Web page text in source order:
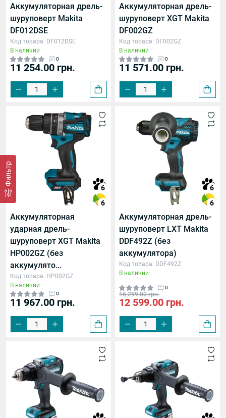
Фильтр
Аккумуляторная дрель-
шуруповерт Makita
DF012DSE
Код товара: DF012DSE
В наличии
0
11 254.00 грн.
Аккумуляторная дрель-
шуруповерт XGT Makita
DF002GZ
Код товара: DF002GZ
В наличии
0
11 571.00 грн.
6
6
Аккумуляторная
ударная дрель-
шуруповерт XGT Makita
HP002GZ (без
аккумулято...
Код товара: HP002GZ
В наличии
0
11 967.00 грн.
6
6
Аккумуляторная дрель-
шуруповерт LXT Makita
DDF492Z (без
аккумулятора)
Код товара: DDF492Z
В наличии
0
15 299.00 грн.
12 599.00 грн.